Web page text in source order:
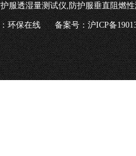
服透湿量测试仪,防护服垂直阻燃
环保在线 备案号：沪ICP备